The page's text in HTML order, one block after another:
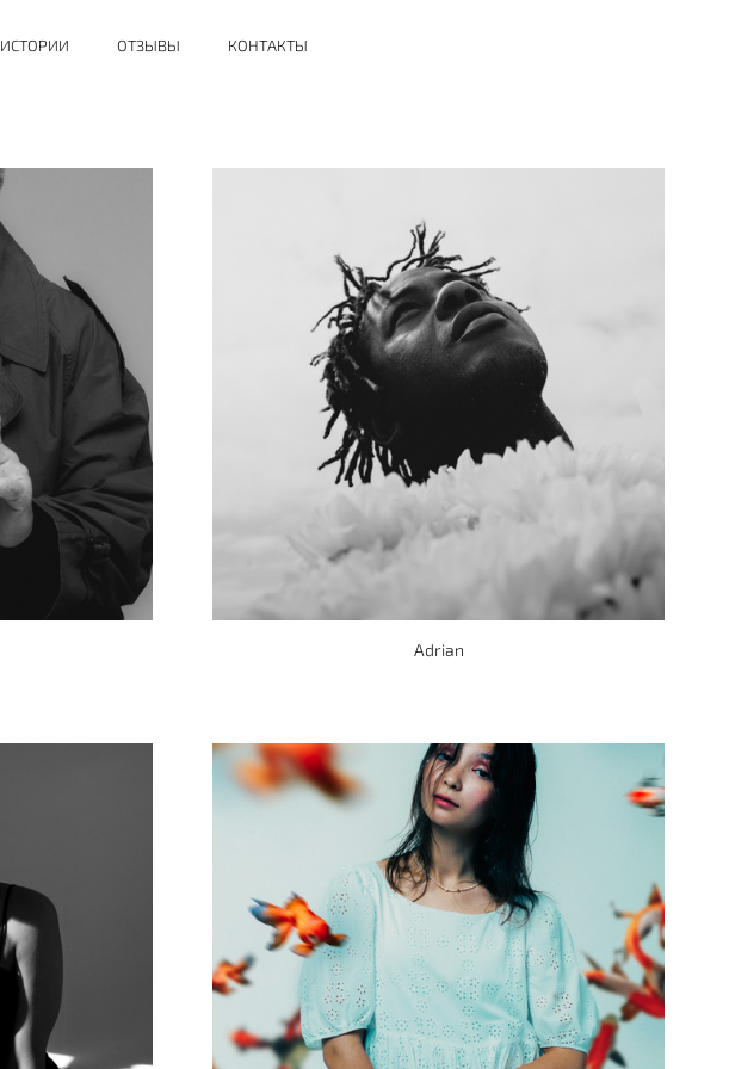
ИСТОРИИ ОТЗЫВЫ КОНТАКТЫ
Adrian